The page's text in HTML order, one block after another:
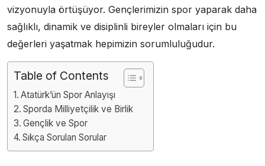
vizyonuyla örtüşüyor. Gençlerimizin spor yaparak daha
sağlıklı, dinamik ve disiplinli bireyler olmaları için bu
değerleri yaşatmak hepimizin sorumluluğudur.
Table of Contents
Atatürk’ün Spor Anlayışı
Sporda Milliyetçilik ve Birlik
Gençlik ve Spor
Sıkça Sorulan Sorular